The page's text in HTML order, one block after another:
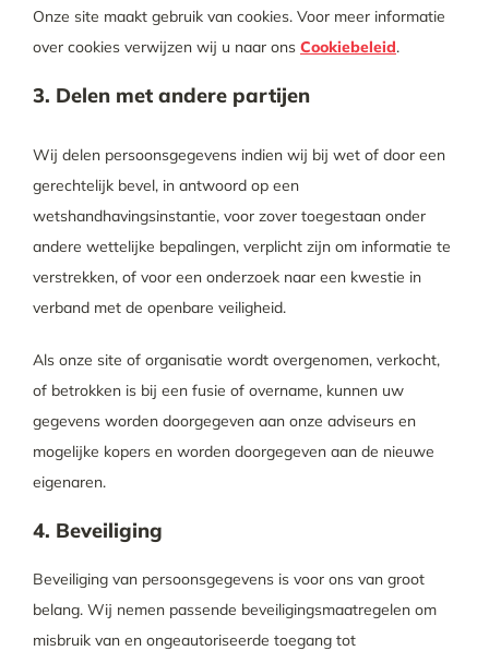
Onze site maakt gebruik van cookies. Voor meer informatie
over cookies verwijzen wij u naar ons Cookiebeleid.
3. Delen met andere partijen
Wij delen persoonsgegevens indien wij bij wet of door een
gerechtelijk bevel, in antwoord op een
wetshandhavingsinstantie, voor zover toegestaan onder
andere wettelijke bepalingen, verplicht zijn om informatie te
verstrekken, of voor een onderzoek naar een kwestie in
verband met de openbare veiligheid.
Als onze site of organisatie wordt overgenomen, verkocht,
of betrokken is bij een fusie of overname, kunnen uw
gegevens worden doorgegeven aan onze adviseurs en
mogelijke kopers en worden doorgegeven aan de nieuwe
eigenaren.
4. Beveiliging
Beveiliging van persoonsgegevens is voor ons van groot
belang. Wij nemen passende beveiligingsmaatregelen om
misbruik van en ongeautoriseerde toegang tot